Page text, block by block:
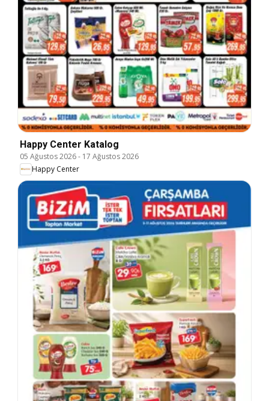
Happy Center Katalog
05 Ağustos 2026- 17 Ağustos 2026
Happy Center